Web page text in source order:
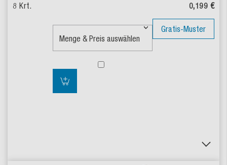
0,199 €
Gratis-Muster